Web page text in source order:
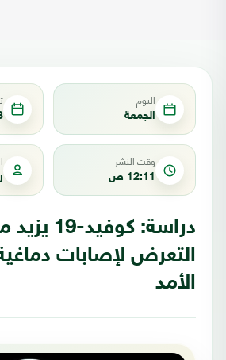
اليوم
الجمعة 23
وقت النشر
12:11 ص
دراسة:
التعرض لإصابات
الأمد